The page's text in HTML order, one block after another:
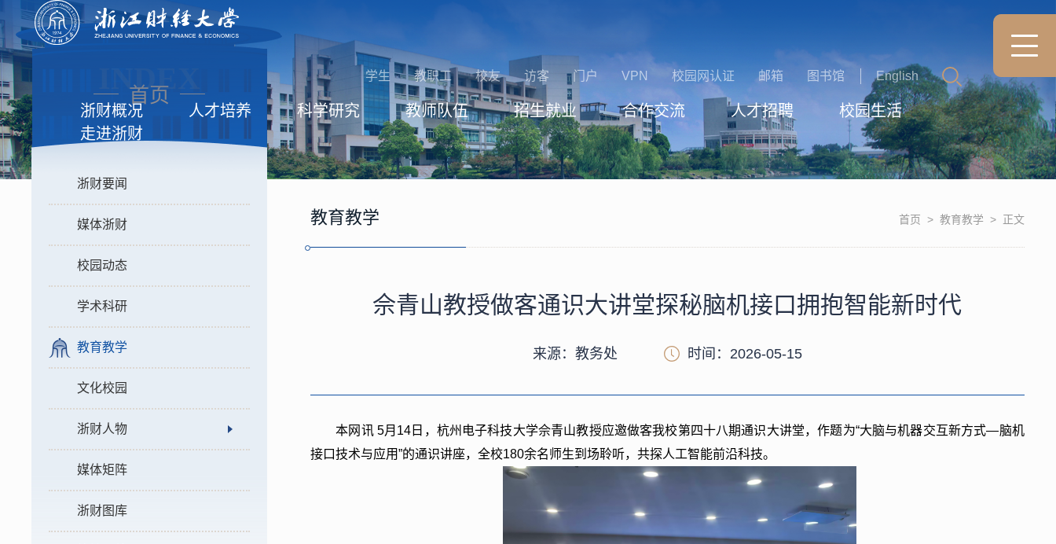
学生 教职工 校友 访客 门户 VPN 校园网认证 邮箱 图书馆 English
浙财概况 人才培养 科学研究 教师队伍 招生就业 合作交流 人才招聘
校园生活
走进浙财
INDEX
首页
浙财要闻
媒体浙财
校园动态
学术科研
教育教学
文化校园
浙财人物
媒体矩阵
浙财图库
教育教学 首页 > 教育教学 > 正文
佘青山教授做客通识大讲堂探秘脑机接口拥抱智能新时代
来源：教务处 时间：2026-05-15
本网讯5月14日，杭州电子科技大学佘青山教授应邀做客我校第四十八期通识大讲堂，作题为“大脑与机器交互新方式—脑机
接口技术与应用”的通识讲座，全校180余名师生到场聆听，共探人工智能前沿科技。